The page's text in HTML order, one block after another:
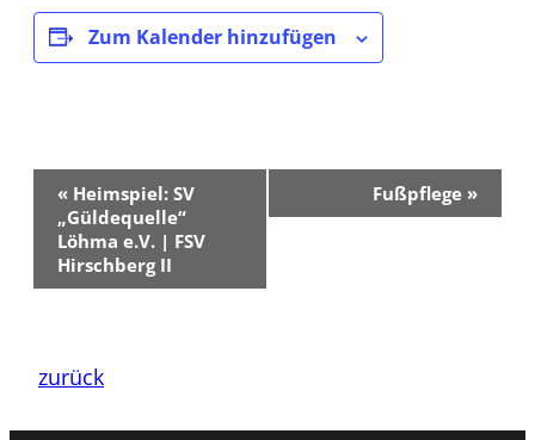
Zum Kalender hinzufügen
Veranstaltung-
Navigation
« Heimspiel: SV
„Güldequelle“
Löhma e.V. | FSV
Hirschberg II
Fußpflege »
zurück